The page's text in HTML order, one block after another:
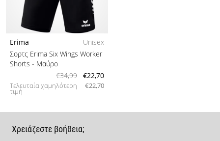
Erima
Unisex
Σορτς Erima Six Wings Worker
Shorts - Μαύρο
€34,99
€22,70
Τελευταία χαμηλότερη
τιμή
€22,70
Χρειάζεστε βοήθεια;